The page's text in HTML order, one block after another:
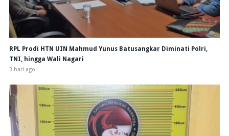
RPL Prodi HTN UIN Mahmud Yunus Batusangkar Diminati Polri,
TNI, hingga Wali Nagari
3 hari ago